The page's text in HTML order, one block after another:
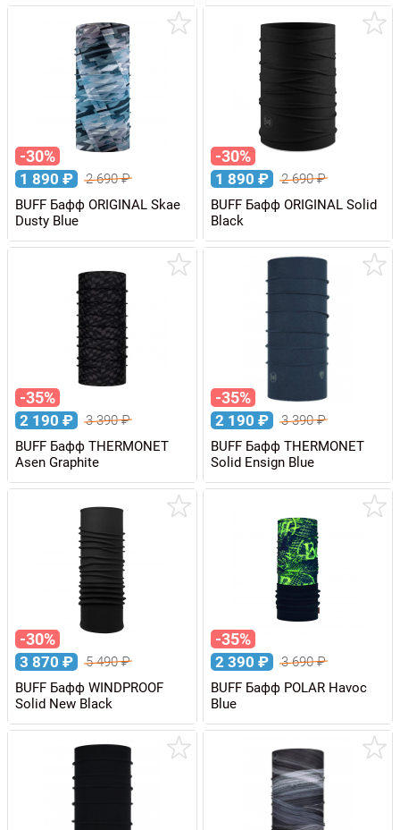
-30%
1 890 ₽ 2 690₽
BUFF Бафф ORIGINAL Skae
Dusty Blue
-30%
1 890 ₽ 2 690₽
BUFF Бафф ORIGINAL Solid
Black
-35%
2 190 ₽ 3 390₽
BUFF Бафф THERMONET
Asen Graphite
-35%
2 190 ₽ 3 390₽
BUFF Бафф THERMONET
Solid Ensign Blue
-30%
3 870 ₽ 5 490₽
BUFF Бафф WINDPROOF
Solid New Black
-35%
2 390 ₽ 3 690₽
BUFF Бафф POLAR Havoc
Blue